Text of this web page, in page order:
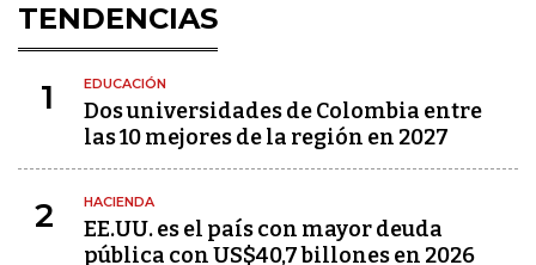
TENDENCIAS
1 EDUCACIÓN
Dos universidades de Colombia entre
las 10 mejores de la región en 2027
2 HACIENDA
EE.UU. es el país con mayor deuda
pública con US$40,7 billones en 2026